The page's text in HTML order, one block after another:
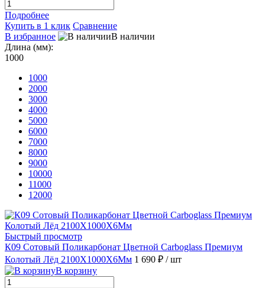
Подробнее
Купить в 1 клик Сравнение
В избранное
В наличии
Длина (мм):
1000
1000
2000
3000
4000
5000
6000
7000
8000
9000
10000
11000
12000
Быстрый просмотр
К09 Сотовый Поликарбонат Цветной Carboglass Премиум
Колотый Лёд 2100X1000X6Мм 1 690 ₽ / шт
В корзину